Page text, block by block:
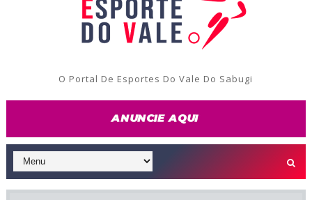
O Portal De Esportes Do Vale Do Sabugi